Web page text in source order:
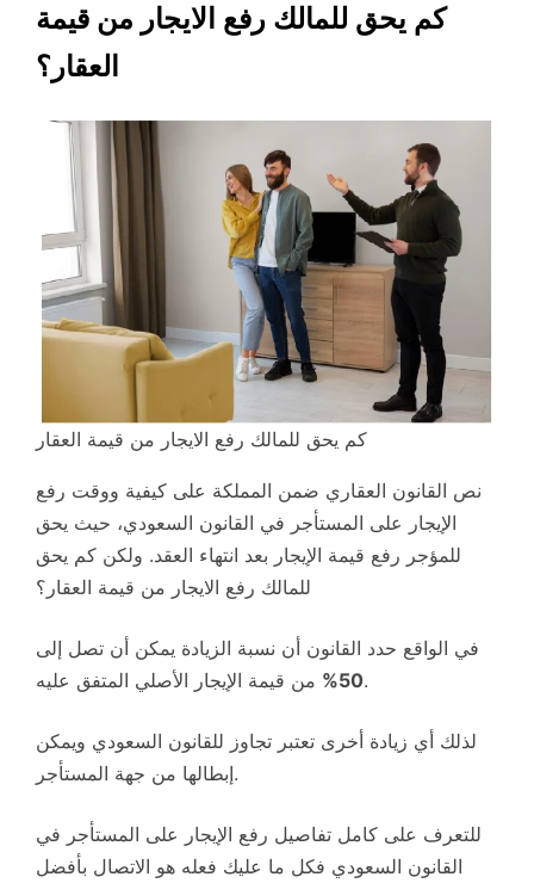
كم يحق للمالك رفع الايجار من قيمة
العقار؟
كم يحق للمالك رفع الايجار من قيمة العقار
نص القانون العقاري ضمن المملكة على كيفية ووقت رفع
الإيجار على المستأجر في القانون السعودي، حيث يحق
للمؤجر رفع قيمة الإيجار بعد انتهاء العقد. ولكن كم يحق
للمالك رفع الايجار من قيمة العقار؟
في الواقع حدد القانون أن نسبة الزيادة يمكن أن تصل إلى
50%من قيمة الإيجار الأصلي المتفق عليه.
لذلك أي زيادة أخرى تعتبر تجاوز للقانون السعودي ويمكن
إبطالها من جهة المستأجر.
للتعرف على كامل تفاصيل رفع الإيجار على المستأجر في
القانون السعودي فكل ما عليك فعله هو الاتصال بأفضل